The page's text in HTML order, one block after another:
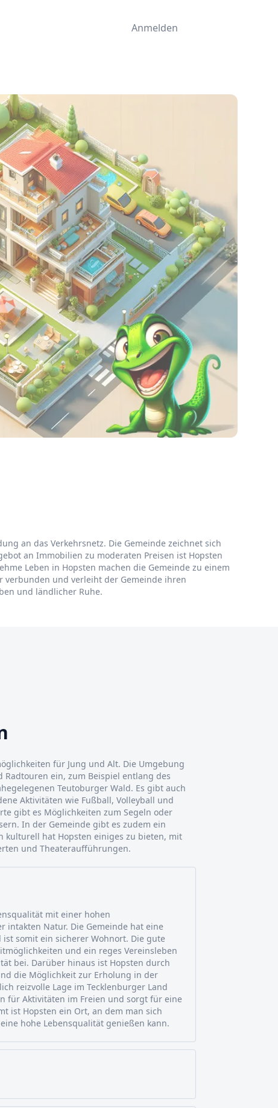
Anmelden
an das Verkehrsnetz. Die Gemeinde zeichnet sich
an Immobilien zu moderaten Preisen ist Hopsten
Leben in Hopsten machen die Gemeinde zu einem
verbunden und verleiht der Gemeinde ihren
und ländlicher Ruhe.
für Jung und Alt. Die Umgebung
ein, zum Beispiel entlang des
Teutoburger Wald. Es gibt auch
Aktivitäten wie Fußball, Volleyball und
gibt es Möglichkeiten zum Segeln oder
In der Gemeinde gibt es zudem ein
kulturell hat Hopsten einiges zu bieten, mit
und Theateraufführungen.
mit einer hohen
intakten Natur. Die Gemeinde hat eine
somit ein sicherer Wohnort. Die gute
und ein reges Vereinsleben
bei. Darüber hinaus ist Hopsten durch
die Möglichkeit zur Erholung in der
reizvolle Lage im Tecklenburger Land
für Aktivitäten im Freien und sorgt für eine
ist Hopsten ein Ort, an dem man sich
hohe Lebensqualität genießen kann.